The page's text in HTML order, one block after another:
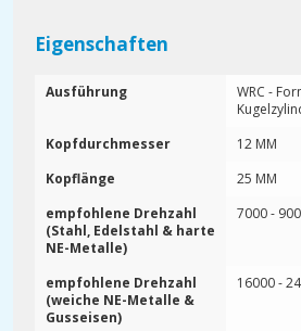
Eigenschaften
Ausführung
WRC -
Kopfdurchmesser
12 MM
Kopflänge
25 MM
empfohlene Drehzahl
(Stahl, Edelstahl & harte
NE-Metalle)
7000 -
empfohlene Drehzahl
(weiche NE-Metalle &
Gusseisen)
16000 -